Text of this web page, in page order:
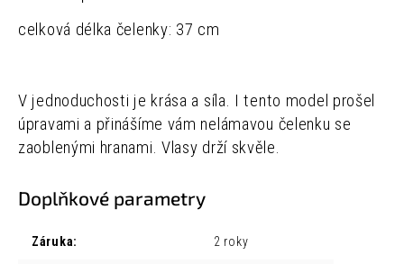
celková délka čelenky: 37 cm
V jednoduchosti je krása a síla. I tento model prošel
úpravami a přinášíme vám nelámavou čelenku se
zaoblenými hranami. Vlasy drží skvěle.
Doplňkové parametry
Záruka: 2 roky